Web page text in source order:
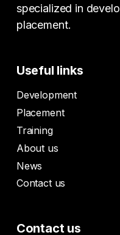
specialized in
placement.
Useful links
Development
Placement
Training
About us
News
Contact us
Contact us